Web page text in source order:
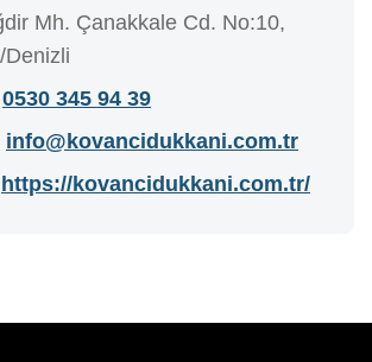
Mh. Çanakkale Cd. No:10,
Denizli
0530 345 94 39
info@kovancidukkani.com.tr
https://kovancidukkani.com.tr/